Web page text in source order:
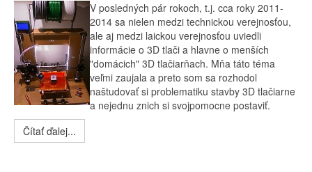
V posledných pár rokoch, t.j. cca roky 2011-
2014 sa nielen medzi technickou verejnosťou,
ale aj medzi laickou verejnosťou uviedli
informácie o 3D tlači a hlavne o menších
"domácich" 3D tlačiarňach. Mňa táto téma
veľmi zaujala a preto som sa rozhodol
naštudovať si problematiku stavby 3D tlačiarne
a nejednu znich si svojpomocne postaviť.
Čítať ďalej...